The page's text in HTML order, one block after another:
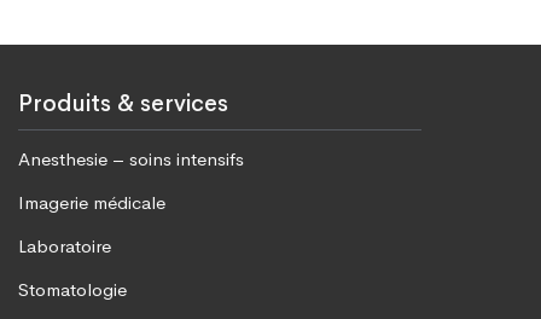
Produits & services
Anesthesie – soins intensifs
Imagerie médicale
Laboratoire
Stomatologie